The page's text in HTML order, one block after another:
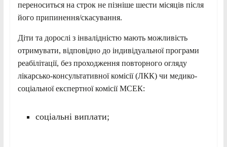
переноситься на строк не пізніше шести місяців після
його припинення/скасування.
Діти та дорослі з інвалідністю мають можливість
отримувати, відповідно до індивідуальної програми
реабілітації, без проходження повторного огляду
лікарсько-консультативної комісії (ЛКК) чи медико-
соціальної експертної комісії МСЕК:
соціальні виплати;